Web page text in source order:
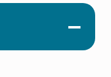
-